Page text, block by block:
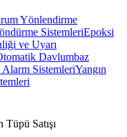
Yönlendirme
SistemleriEpoksi
ve Uyarı
Davlumbaz
Alarm SistemleriYangın
Tüpü Satışı